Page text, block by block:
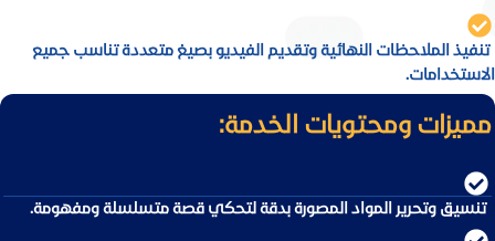
تنفيذ الملاحظات النهائية وتقديم الفيديو بصيغ متعددة تناسب جميع
الاستخدامات.
مميزات ومحتويات الخدمة:
تنسيق وتحرير المواد المصورة بدقة لتحكي قصة متسلسلة ومفهومة.